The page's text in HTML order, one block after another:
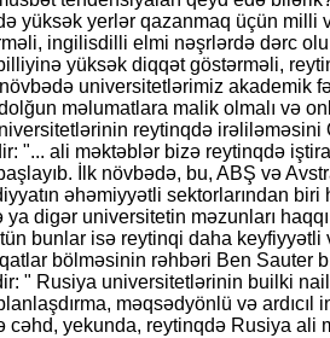
yüksək yerlər qazanmaq üçün milli
ingilisdilli elmi nəşrlərdə dərc
yüksək diqqət göstərməli,
universitetlərimiz akademik
məlumatlara malik olmalı və
reytinqdə
"... ali məktəblər bizə reytinqdə
İlk növbədə, bu, ABŞ və
əhəmiyyətli sektorlarından
digər universitetin məzunları
bunlar isə reytinqi daha
bölməsinin rəhbəri Ben Sauter
" Rusiya universitetlərinin builki
məqsəd­yönlü və ardıcıl
cəhd, yekunda, reytinqdə Rusiya ali